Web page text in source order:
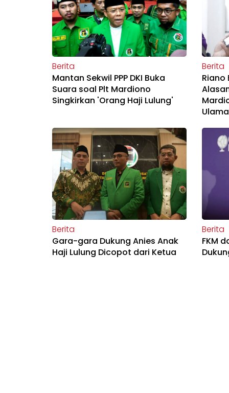
Berita
Mantan Sekwil PPP DKI Buka
Suara soal Plt Mardiono
Singkirkan 'Orang Haji Lulung'
Berita
Riano
Berita
Gara-gara Dukung Anies Anak
Haji Lulung Dicopot dari Ketua
Berita
FKM